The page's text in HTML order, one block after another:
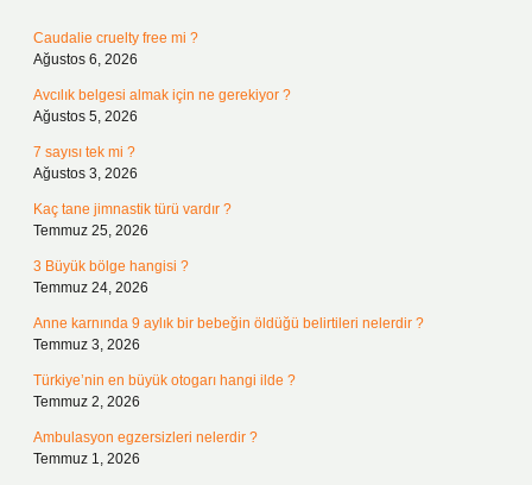
Caudalie cruelty free mi ?
Ağustos 6, 2026
Avcılık belgesi almak için ne gerekiyor ?
Ağustos 5, 2026
7 sayısı tek mi ?
Ağustos 3, 2026
Kaç tane jimnastik türü vardır ?
Temmuz 25, 2026
3 Büyük bölge hangisi ?
Temmuz 24, 2026
Anne karnında 9 aylık bir bebeğin öldüğü belirtileri nelerdir ?
Temmuz 3, 2026
Türkiye’nin en büyük otogarı hangi ilde ?
Temmuz 2, 2026
Ambulasyon egzersizleri nelerdir ?
Temmuz 1, 2026